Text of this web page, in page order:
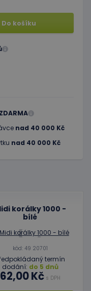
Do košíku
ZDARMA
nad 40 000 Kč
nad 40 000 Kč
korálky 1000 -
bílé
kód: 49 20701
termín
dodání: do 5 dnů
62,00 Kčs DPH